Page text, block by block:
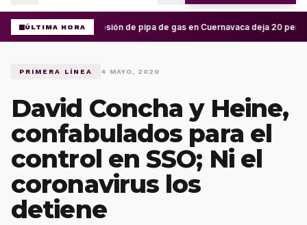
ÚLTIMA HORAExplosión de pipa de gas en Cuernavaca deja 20
PRIMERA LÍNEA 4 MAYO, 2020
David Concha y Heine,
confabulados para el
control en SSO; Ni el
coronavirus los
detiene